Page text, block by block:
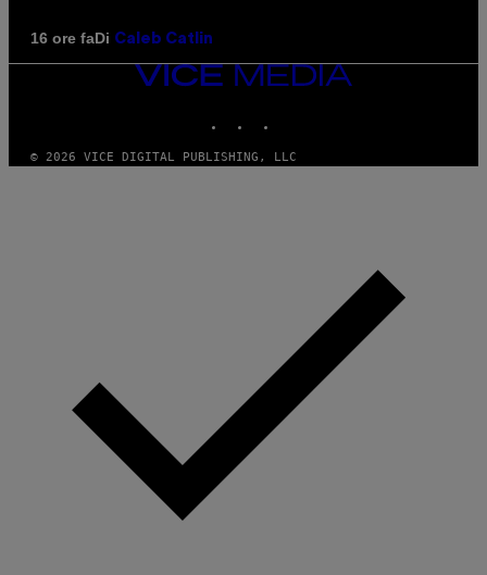
16 ore faDi Caleb Catlin
VICE
MEDIA
© 2026 VICE DIGITAL PUBLISHING, LLC